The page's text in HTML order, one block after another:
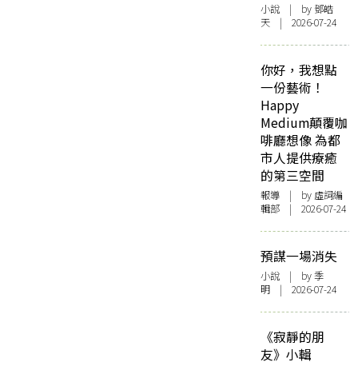
小說 | by 鄧皓
天 | 2026-07-24
你好，我想點
一份藝術！
Happy
Medium顛覆咖
啡廳想像 為都
市人提供療癒
的第三空間
報導 | by 虛詞編
輯部 | 2026-07-24
預謀一場消失
小說 | by 季
明 | 2026-07-24
《寂靜的朋
友》小輯